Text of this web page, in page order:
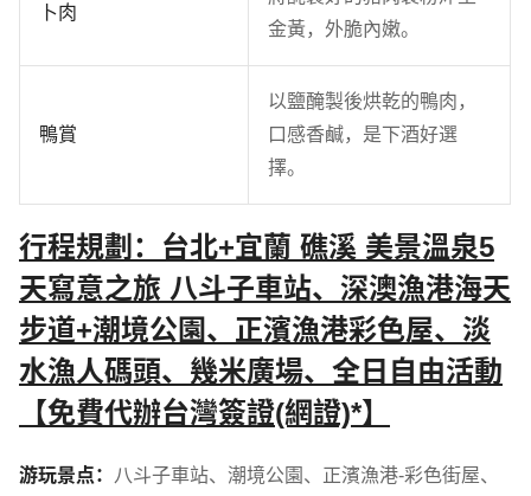
卜肉
金黃，外脆內嫩。
鴨賞
以鹽醃製後烘乾的鴨肉，
口感香鹹，是下酒好選
擇。
行程規劃：台北+宜蘭 礁溪 美景溫泉5
天寫意之旅 八斗子車站、深澳漁港海天
步道+潮境公園、正濱漁港彩色屋、淡
水漁人碼頭、幾米廣場、全日自由活動
【免費代辦台灣簽證(網證)*】
游玩景点： 八斗子車站、 潮境公園 、 正濱漁港-彩色街屋、